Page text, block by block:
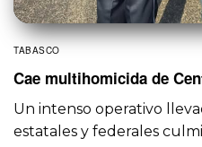
TABASCO
Cae multihomicida de
Un intenso operativo
estatales y federales